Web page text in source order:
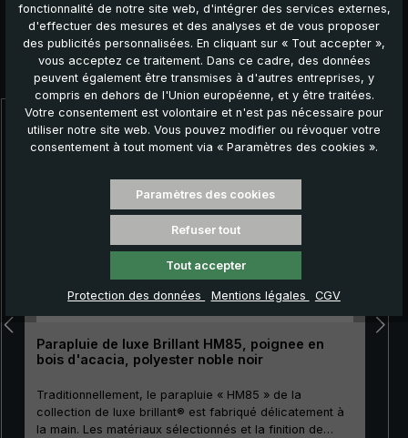
Ignorer la galerie de produits
Autres produits que vous pourriez aimer :
Parapluie de luxe Brillant HM85, poignee en
bois d'acacia, polyester noble noir
Traditionnellement, le parapluie « HM85 » de la
collection de luxe brillant® est fabriqué délicatement à
la main. Les matériaux sélectionnés et la finition de
fonctionnalité de notre site web, d'intégrer des services externes,
d'effectuer des mesures et des analyses et de vous proposer
des publicités personnalisées. En cliquant sur « Tout accepter »,
vous acceptez ce traitement. Dans ce cadre, des données
peuvent également être transmises à d'autres entreprises, y
compris en dehors de l'Union européenne, et y être traitées.
Votre consentement est volontaire et n'est pas nécessaire pour
utiliser notre site web. Vous pouvez modifier ou révoquer votre
consentement à tout moment via « Paramètres des cookies ».
Paramètres des cookies
Refuser tout
Tout accepter
Protection des données Mentions légales CGV